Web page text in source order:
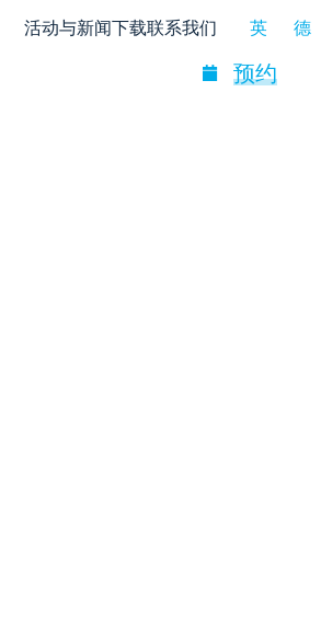
活动与新闻下载联系我们
预约
英 德